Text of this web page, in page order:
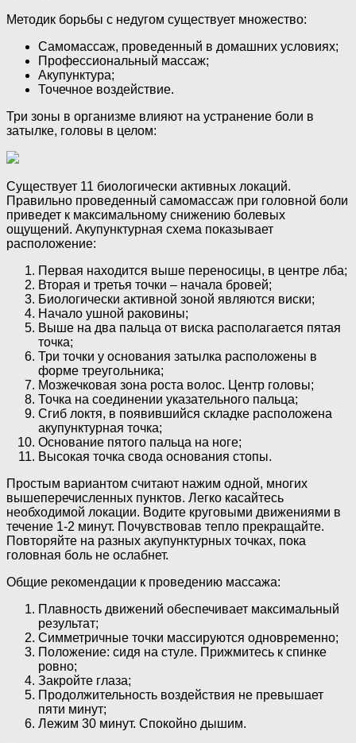
Методик борьбы с недугом существует множество:
Самомассаж, проведенный в домашних условиях;
Профессиональный массаж;
Акупунктура;
Точечное воздействие.
Три зоны в организме влияют на устранение боли в
затылке, головы в целом:
Существует 11 биологически активных локаций.
Правильно проведенный самомассаж при головной боли
приведет к максимальному снижению болевых
ощущений. Акупунктурная схема показывает
расположение:
Первая находится выше переносицы, в центре лба;
Вторая и третья точки – начала бровей;
Биологически активной зоной являются виски;
Начало ушной раковины;
Выше на два пальца от виска располагается пятая
точка;
Три точки у основания затылка расположены в
форме треугольника;
Мозжечковая зона роста волос. Центр головы;
Точка на соединении указательного пальца;
Сгиб локтя, в появившийся складке расположена
акупунктурная точка;
Основание пятого пальца на ноге;
Высокая точка свода основания стопы.
Простым вариантом считают нажим одной, многих
вышеперечисленных пунктов. Легко касайтесь
необходимой локации. Водите круговыми движениями в
течение 1-2 минут. Почувствовав тепло прекращайте.
Повторяйте на разных акупунктурных точках, пока
головная боль не ослабнет.
Общие рекомендации к проведению массажа:
Плавность движений обеспечивает максимальный
результат;
Симметричные точки массируются одновременно;
Положение: сидя на стуле. Прижмитесь к спинке
ровно;
Закройте глаза;
Продолжительность воздействия не превышает
пяти минут;
Лежим 30 минут. Спокойно дышим.